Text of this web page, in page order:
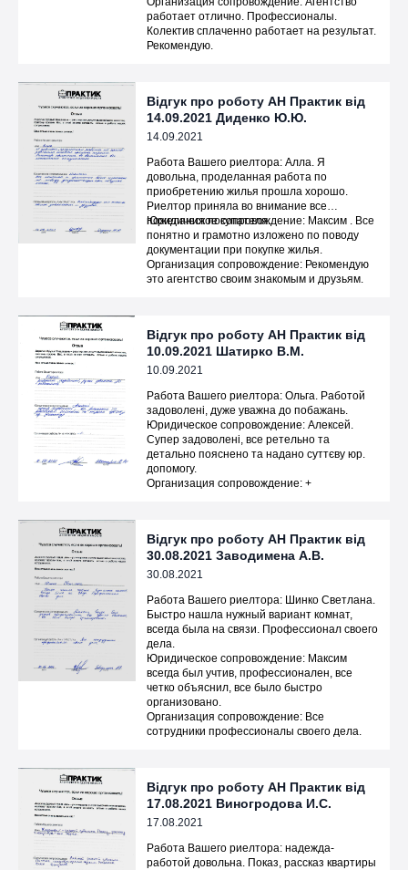
работает отлично. Профессионалы.
Колектив сплаченно работает на результат.
Рекомендую.
Відгук про роботу АН Практик від
14.09.2021 Диденко Ю.Ю.
14.09.2021
Работа Вашего риелтора: Алла. Я
довольна, проделанная работа по
приобретению жилья прошла хорошо.
Риелтор приняла во внимание все
пожелания покупателя.
Юридическое сопровождение: Максим . Все
понятно и грамотно изложено по поводу
документации при покупке жилья.
Организация сопровождение: Рекомендую
это агентство своим знакомым и друзьям.
Відгук про роботу АН Практик від
10.09.2021 Шатирко В.М.
10.09.2021
Работа Вашего риелтора: Ольга. Работой
задоволені, дуже уважна до побажань.
Юридическое сопровождение: Алексей.
Супер задоволені, все ретельно та
детально пояснено та надано суттєву юр.
допомогу.
Организация сопровождение: +
Відгук про роботу АН Практик від
30.08.2021 Заводимена А.В.
30.08.2021
Работа Вашего риелтора: Шинко Светлана.
Быстро нашла нужный вариант комнат,
всегда была на связи. Профессионал своего
дела.
Юридическое сопровождение: Максим
всегда был учтив, профессионален, все
четко объяснил, все было быстро
организовано.
Организация сопровождение: Все
сотрудники профессионалы своего дела.
Відгук про роботу АН Практик від
17.08.2021 Виногродова И.С.
17.08.2021
Работа Вашего риелтора: надежда-
работой довольна. Показ, рассказ квартиры